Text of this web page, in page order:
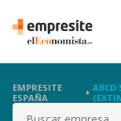
EMPRESITE
ESPAÑA
ABCD
Buscar